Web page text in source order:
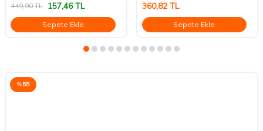
449,90TL 157,46TL
Sepete Ekle
360,82TL
Sepete Ekle
%55